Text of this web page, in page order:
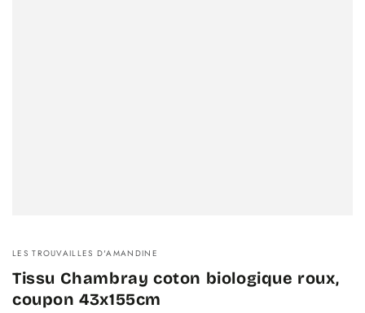
LES TROUVAILLES D'AMANDINE
Tissu Chambray coton biologique roux,
coupon 43x155cm